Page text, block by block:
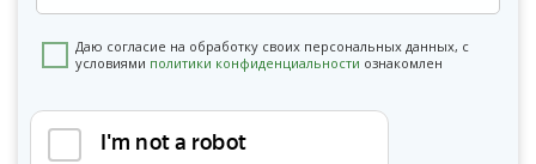
Даю согласие на обработку своих персональных данных, с
условиями политики конфиденциальности ознакомлен